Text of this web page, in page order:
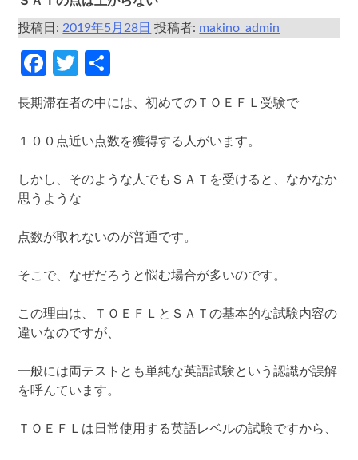
投稿日:2019年5月28日 投稿者: makino_admin
Facebook
Twitter
長期滞在者の中には、初めてのＴＯＥＦＬ受験で
１００点近い点数を獲得する人がいます。
しかし、そのような人でもＳＡＴを受けると、なかなか
思うような
点数が取れないのが普通です。
そこで、なぜだろうと悩む場合が多いのです。
この理由は、ＴＯＥＦＬとＳＡＴの基本的な試験内容の
違いなのですが、
一般には両テストとも単純な英語試験という認識が誤解
を呼んています。
ＴＯＥＦＬは日常使用する英語レベルの試験ですから、